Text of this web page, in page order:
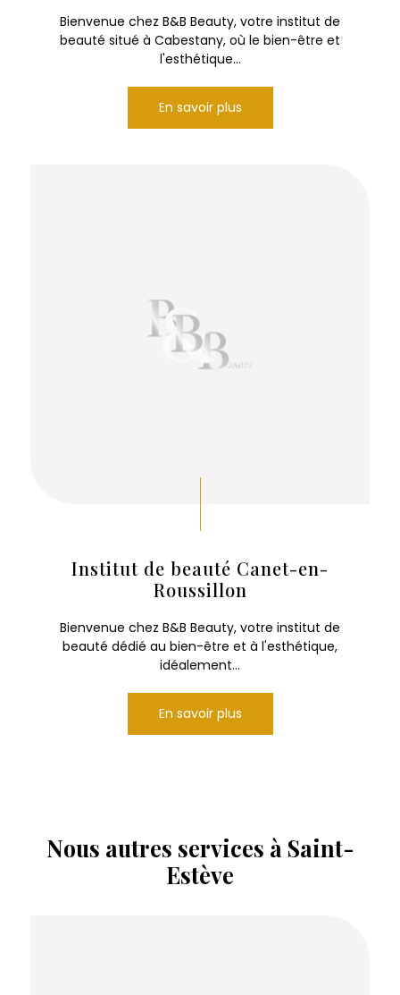
Bienvenue chez B&B Beauty, votre institut de
beauté situé à Cabestany, où le bien-être et
l'esthétique...
En savoir plus
Institut de beauté Canet-en-
Roussillon
Bienvenue chez B&B Beauty, votre institut de
beauté dédié au bien-être et à l'esthétique,
idéalement...
En savoir plus
Nous autres services à Saint-
Estève